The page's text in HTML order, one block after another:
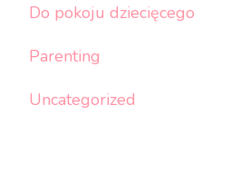
Do pokoju dziecięcego
Parenting
Uncategorized